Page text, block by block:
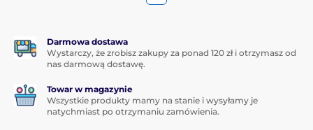
Darmowa dostawa
Wystarczy, że zrobisz zakupy za ponad 120 zł i otrzymasz od
nas darmową dostawę.
Towar w magazynie
Wszystkie produkty mamy na stanie i wysyłamy je
natychmiast po otrzymaniu zamówienia.